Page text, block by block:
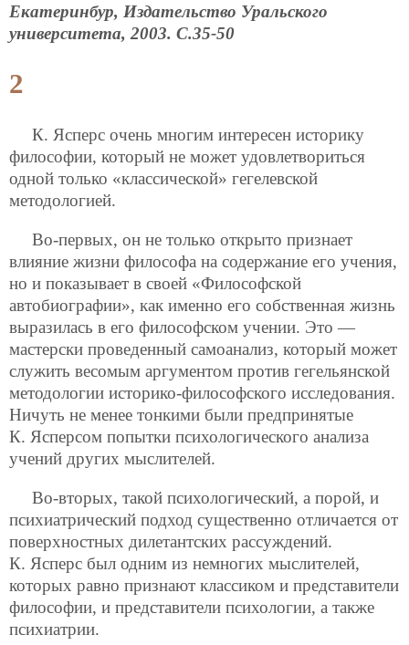
Екатеринбур, Издательство Уральского
университета, 2003. С.35-50
2
К. Ясперс очень многим интересен историку
философии, который не может удовлетвориться
одной только «классической» гегелевской
методологией.
Во-первых, он не только открыто признает
влияние жизни философа на содержание его учения,
но и показывает в своей «Философской
автобиографии», как именно его собственная жизнь
выразилась в его философском учении. Это —
мастерски проведенный самоанализ, который может
служить весомым аргументом против гегельянской
методологии историко-философского исследования.
Ничуть не менее тонкими были предпринятые
К. Ясперсом попытки психологического анализа
учений других мыслителей.
Во-вторых, такой психологический, а порой, и
психиатрический подход существенно отличается от
поверхностных дилетантских рассуждений.
К. Ясперс был одним из немногих мыслителей,
которых равно признают классиком и представители
философии, и представители психологии, а также
психиатрии.